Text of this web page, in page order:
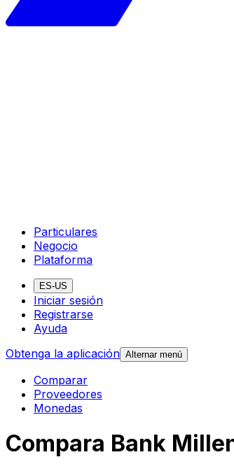
Particulares
Negocio
Plataforma
ES-US
Iniciar sesión
Registrarse
Ayuda
Obtenga la aplicación Alternar menú
Comparar
Proveedores
Monedas
Compara Bank